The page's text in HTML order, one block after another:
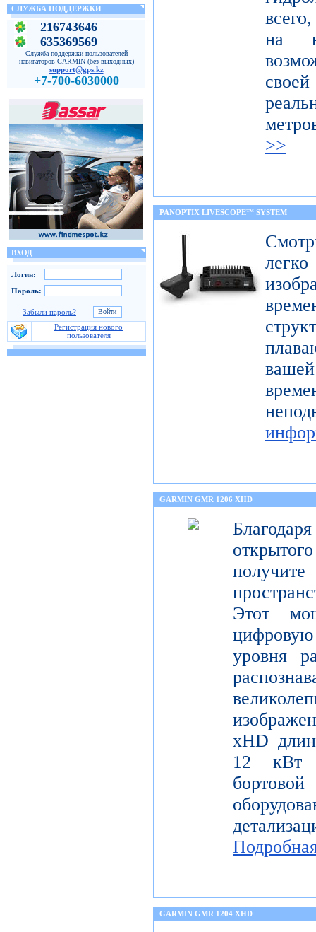
СЛУЖБА ПОДДЕРЖКИ
216743646
635369569
Служба поддержки пользователей
навигаторов GARMIN (без выходных)
support@gps.kz
+7-700-6030000
ВХОД
Логин:
Пароль:
Забыли пароль?
Регистрация нового
пользователя
на
>>
PANOPTIX LIVESCOPE™ SYSTEM
GARMIN GMR 1206 XHD
Этот
уровня
xHD
12 кВт
GARMIN GMR 1204 XHD